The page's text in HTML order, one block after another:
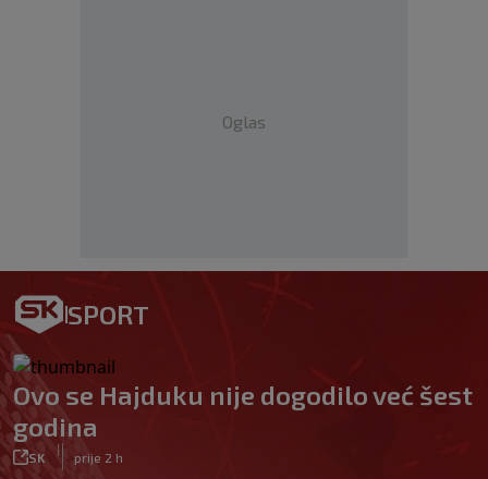
Oglas
SPORT
Ovo se Hajduku nije dogodilo već šest
godina
SK
|
prije 2 h